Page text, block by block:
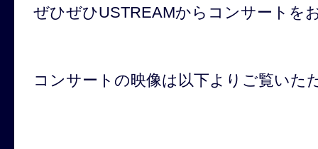
ぜひぜひUSTREAMからコンサートを
コンサートの映像は以下よりご覧いた